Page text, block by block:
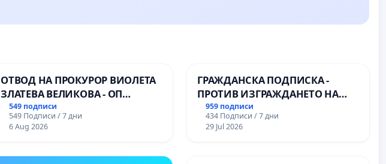
ОТВОД НА ПРОКУРОР ВИОЛЕТА
ЗЛАТЕВА ВЕЛИКОВА - ОП
ДОБРИЧ
549 подписи
549 Подписи / 7 дни
6 Aug 2026
ГРАЖДАНСКА ПОДПИСКА -
ПРОТИВ ИЗГРАЖДАНЕТО НА
ВЪЖЕНА ЛИНИЯ (ЛИФТ) НА
ТЕРИТОРИЯТА НА ПРИРОДНА
ЗАБЕЛЕЖИТЕЛНОСТ „ХЪЛМ НА
959 подписи
434 Подписи / 7 дни
29 Jul 2026